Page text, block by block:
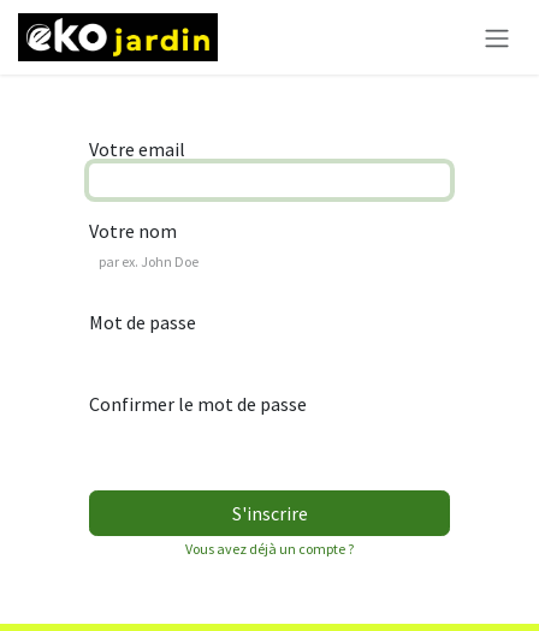
Se rendre au contenu
Votre email
Votre nom
Mot de passe
Confirmer le mot de passe
S'inscrire
Vous avez déjà un compte ?